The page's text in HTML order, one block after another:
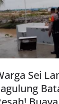
Sei